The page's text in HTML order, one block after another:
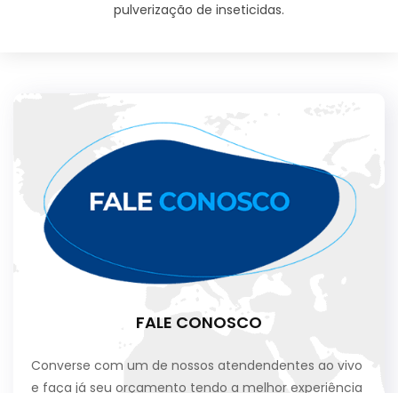
pulverização de inseticidas.
FALE CONOSCO
Converse com um de nossos atendendentes ao vivo
e faça já seu orçamento tendo a melhor experiência